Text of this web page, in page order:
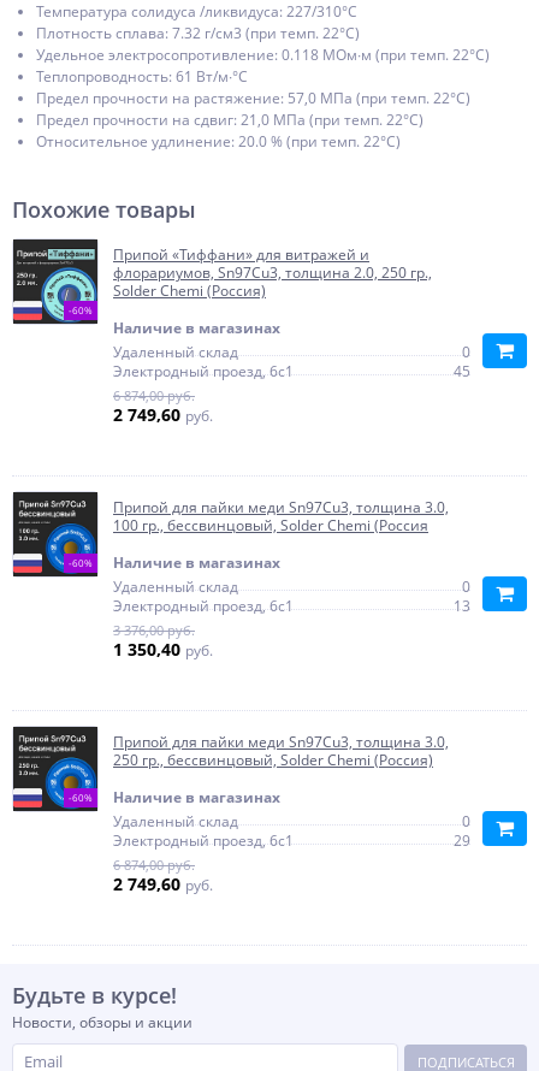
Температура солидуса /ликвидуса: 227/310°С
Плотность сплава: 7.32 г/см3 (при темп. 22°С)
Удельное электросопротивление: 0.118 МОм∙м (при темп. 22°С)
Теплопроводность: 61 Вт/м∙°С
Предел прочности на растяжение: 57,0 МПа (при темп. 22°С)
Предел прочности на сдвиг: 21,0 МПа (при темп. 22°С)
Относительное удлинение: 20.0 % (при темп. 22°С)
Похожие товары
-60%
Припой «Тиффани» для витражей и
флорариумов, Sn97Cu3, толщина 2.0, 250 гр.,
Solder Chemi (Россия)
Наличие в магазинах
Удаленный склад
0
Электродный проезд, 6с1
45
6 874,00 руб.
2 749,60 руб.
-60%
Припой для пайки меди Sn97Cu3, толщина 3.0,
100 гр., бессвинцовый, Solder Chemi (Россия
Наличие в магазинах
Удаленный склад
0
Электродный проезд, 6с1
13
3 376,00 руб.
1 350,40 руб.
-60%
Припой для пайки меди Sn97Cu3, толщина 3.0,
250 гр., бессвинцовый, Solder Chemi (Россия)
Наличие в магазинах
Удаленный склад
0
Электродный проезд, 6с1
29
6 874,00 руб.
2 749,60 руб.
Будьте в курсе!
Новости, обзоры и акции
ПОДПИСАТЬСЯ